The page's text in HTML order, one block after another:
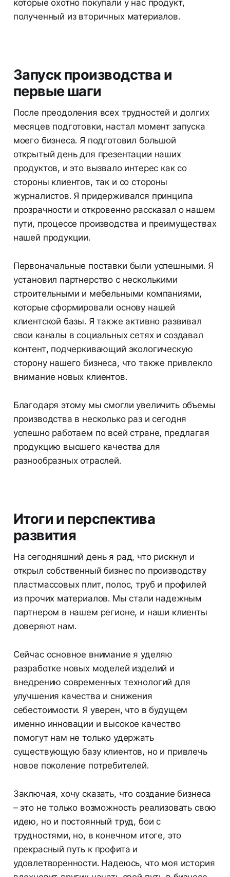
которые охотно покупали у нас продукт,
полученный из вторичных материалов.
Запуск производства и
первые шаги
После преодоления всех трудностей и долгих
месяцев подготовки, настал момент запуска
моего бизнеса. Я подготовил большой
открытый день для презентации наших
продуктов, и это вызвало интерес как со
стороны клиентов, так и со стороны
журналистов. Я придерживался принципа
прозрачности и откровенно рассказал о нашем
пути, процессе производства и преимуществах
нашей продукции.
Первоначальные поставки были успешными. Я
установил партнерство с несколькими
строительными и мебельными компаниями,
которые сформировали основу нашей
клиентской базы. Я также активно развивал
свои каналы в социальных сетях и создавал
контент, подчеркивающий экологическую
сторону нашего бизнеса, что также привлекло
внимание новых клиентов.
Благодаря этому мы смогли увеличить объемы
производства в несколько раз и сегодня
успешно работаем по всей стране, предлагая
продукцию высшего качества для
разнообразных отраслей.
Итоги и перспектива
развития
На сегодняшний день я рад, что рискнул и
открыл собственный бизнес по производству
пластмассовых плит, полос, труб и профилей
из прочих материалов. Мы стали надежным
партнером в нашем регионе, и наши клиенты
доверяют нам.
Сейчас основное внимание я уделяю
разработке новых моделей изделий и
внедрению современных технологий для
улучшения качества и снижения
себестоимости. Я уверен, что в будущем
именно инновации и высокое качество
помогут нам не только удержать
существующую базу клиентов, но и привлечь
новое поколение потребителей.
Заключая, хочу сказать, что создание бизнеса
– это не только возможность реализовать свою
идею, но и постоянный труд, бои с
трудностями, но, в конечном итоге, это
прекрасный путь к профита и
удовлетворенности. Надеюсь, что моя история